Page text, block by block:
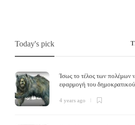
Today's pick
Ίσως το τέλος των πολέμων
εφαρμογή του
4 years ago